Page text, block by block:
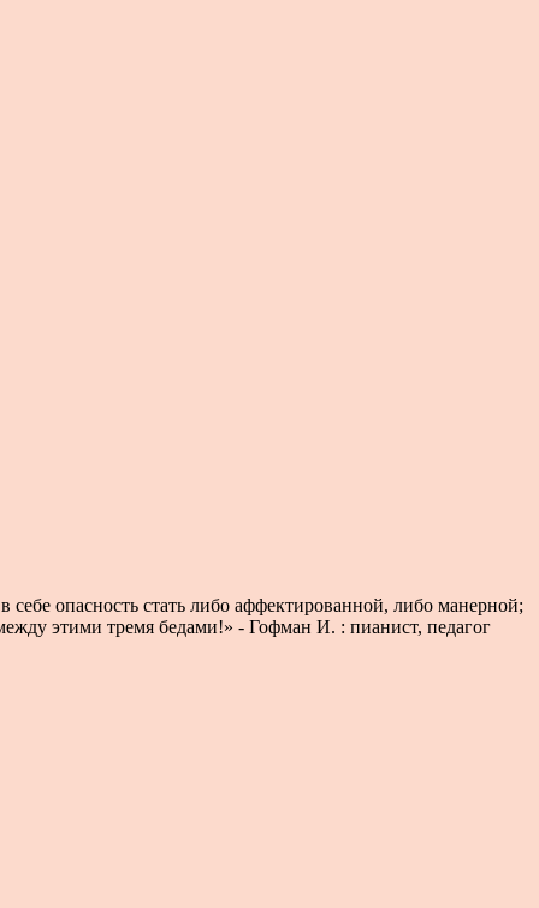
опасность стать либо аффектированной, либо манерной;
этими тремя бедами!» - Гофман И. : пианист, педагог